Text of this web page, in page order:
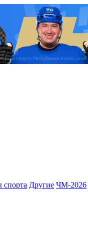
Другие ЧМ-2026